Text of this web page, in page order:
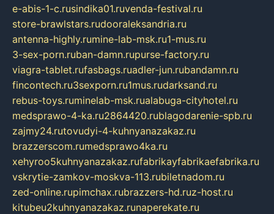
e-abis-1-c.rusindika01.ruvenda-festival.ru
store-brawlstars.rudooraleksandria.ru
antenna-highly.rumine-lab-msk.ru1-mus.ru
3-sex-porn.ruban-damn.rupurse-factory.ru
viagra-tablet.rufasbags.ruadler-jun.rubandamn.ru
fincontech.ru3sexporn.ru1mus.rudarksand.ru
rebus-toys.ruminelab-msk.rualabuga-cityhotel.ru
medsprawo-4-ka.ru2864420.rublagodarenie-spb.ru
zajmy24.rutovudyi-4-kuhnyanazakaz.ru
brazzerscom.rumedsprawo4ka.ru
xehyroo5kuhnyanazakaz.rufabrikayfabrikaefabrika.ru
vskrytie-zamkov-moskva-113.rubiletnadom.ru
zed-online.rupimchax.rubrazzers-hd.ruz-host.ru
kitubeu2kuhnyanazakaz.runaperekate.ru